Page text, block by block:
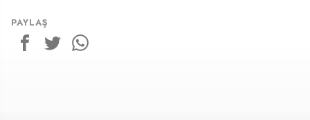
PAYLAŞ